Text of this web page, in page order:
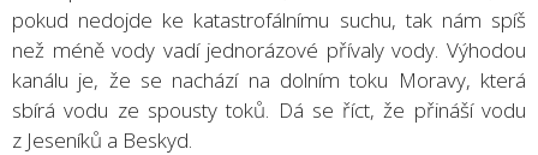
pokud nedojde ke katastrofálnímu suchu, tak nám spíš
než méně vody vadí jednorázové přívaly vody. Výhodou
kanálu je, že se nachází na dolním toku Moravy, která
sbírá vodu ze spousty toků. Dá se říct, že přináší vodu
z Jeseníků a Beskyd.